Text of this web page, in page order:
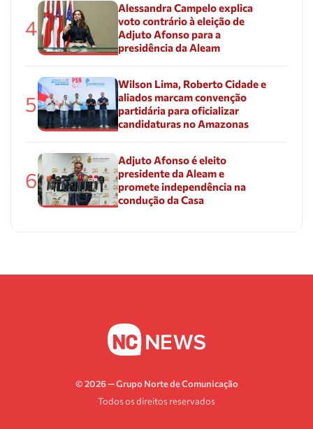
4
Alessandra Campelo explica
voto contrário à eleição de
Adjuto Afonso para a
presidência da Aleam
5
Wilson Lima, Roberto Cidade e
aliados marcam convenção
partidária para oficializar
candidaturas no Amazonas
6
Adjuto Afonso é eleito
presidente da Aleam e
promete independência na
condução da Casa
© 2026 — Grupo Norte de Comunicação
Todos os direitos reservados